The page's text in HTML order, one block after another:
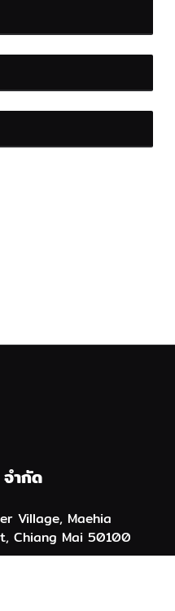
ำกัด
Village, Maehia
Chiang Mai 50100